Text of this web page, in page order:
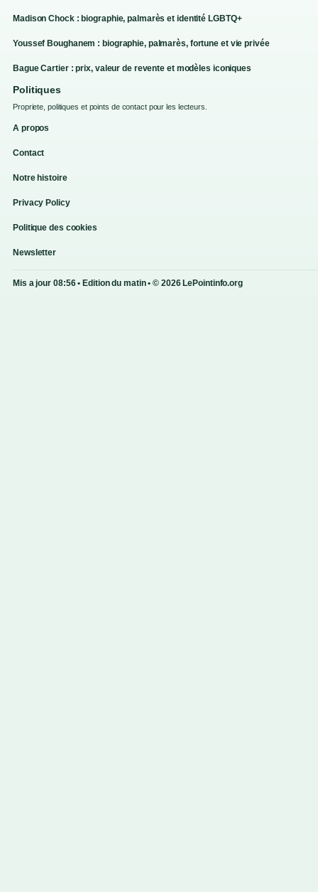
Madison Chock : biographie, palmarès et identité LGBTQ+
Youssef Boughanem : biographie, palmarès, fortune et vie privée
Bague Cartier : prix, valeur de revente et modèles iconiques
Politiques
Propriete, politiques et points de contact pour les lecteurs.
A propos
Contact
Notre histoire
Privacy Policy
Politique des cookies
Newsletter
Mis a jour 08:56 • Edition du matin • © 2026 LePointinfo.org